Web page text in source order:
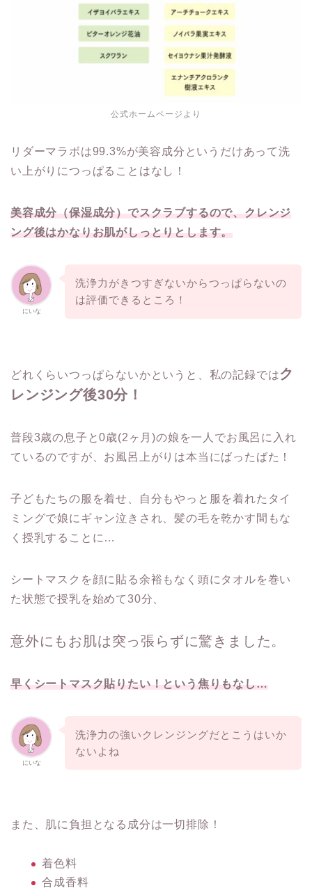
公式ホームページより
リダーマラボは99.3%が美容成分というだけあって洗
い上がりにつっぱることはなし！
美容成分（保湿成分）でスクラブするので、クレンジ
ング後はかなりお肌がしっとりとします。
にいな
洗浄力がきつすぎないからつっぱらないの
は評価できるところ！
どれくらいつっぱらないかというと、私の記録ではク
レンジング後30分！
普段3歳の息子と0歳(2ヶ月)の娘を一人でお風呂に入れ
ているのですが、お風呂上がりは本当にばったばた！
子どもたちの服を着せ、自分もやっと服を着れたタイ
ミングで娘にギャン泣きされ、髪の毛を乾かす間もな
く授乳することに…
シートマスクを顔に貼る余裕もなく頭にタオルを巻い
た状態で授乳を始めて30分、
意外にもお肌は突っ張らずに驚きました。
早くシートマスク貼りたい！という焦りもなし…
にいな
洗浄力の強いクレンジングだとこうはいか
ないよね
また、肌に負担となる成分は一切排除！
着色料
合成香料